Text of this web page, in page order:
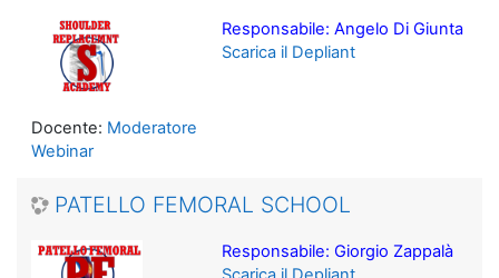
Responsabile: Angelo Di Giunta
Scarica il Depliant
Docente: Moderatore
Webinar
PATELLO FEMORAL SCHOOL
Responsabile: Giorgio Zappalà